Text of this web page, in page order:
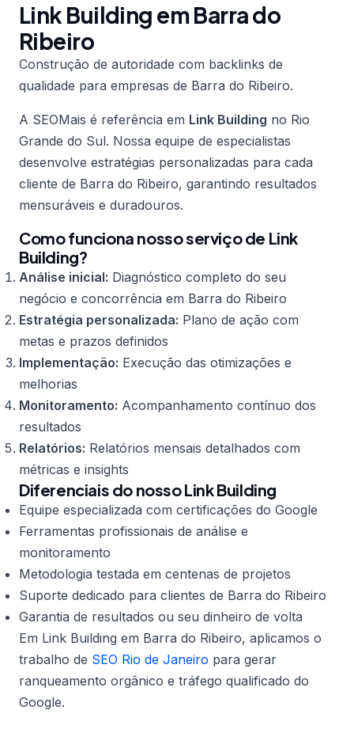
Link Building em Barra do
Ribeiro
Construção de autoridade com backlinks de
qualidade para empresas de Barra do Ribeiro.
A SEOMais é referência em Link Building no Rio
Grande do Sul. Nossa equipe de especialistas
desenvolve estratégias personalizadas para cada
cliente de Barra do Ribeiro, garantindo resultados
mensuráveis e duradouros.
Como funciona nosso serviço de Link
Building?
Análise inicial: Diagnóstico completo do seu
negócio e concorrência em Barra do Ribeiro
Estratégia personalizada: Plano de ação com
metas e prazos definidos
Implementação: Execução das otimizações e
melhorias
Monitoramento: Acompanhamento contínuo dos
resultados
Relatórios: Relatórios mensais detalhados com
métricas e insights
Diferenciais do nosso Link Building
Equipe especializada com certificações do Google
Ferramentas profissionais de análise e
monitoramento
Metodologia testada em centenas de projetos
Suporte dedicado para clientes de Barra do Ribeiro
Garantia de resultados ou seu dinheiro de volta
Em Link Building em Barra do Ribeiro, aplicamos o
trabalho de SEO Rio de Janeiro para gerar
ranqueamento orgânico e tráfego qualificado do
Google.